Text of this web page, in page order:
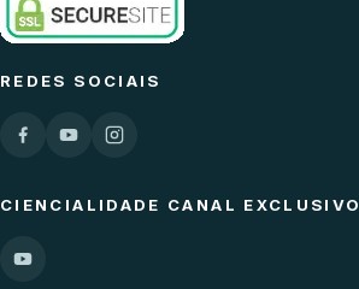
REDES SOCIAIS
CIENCIALIDADE CANAL EXCLUSIVO